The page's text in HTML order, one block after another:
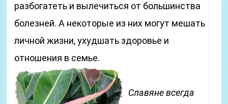
разбогатеть и вылечиться от большинства
болезней. А некоторые из них могут мешать
личной жизни, ухудшать здоровье и
отношения в семье.
Славяне всегда